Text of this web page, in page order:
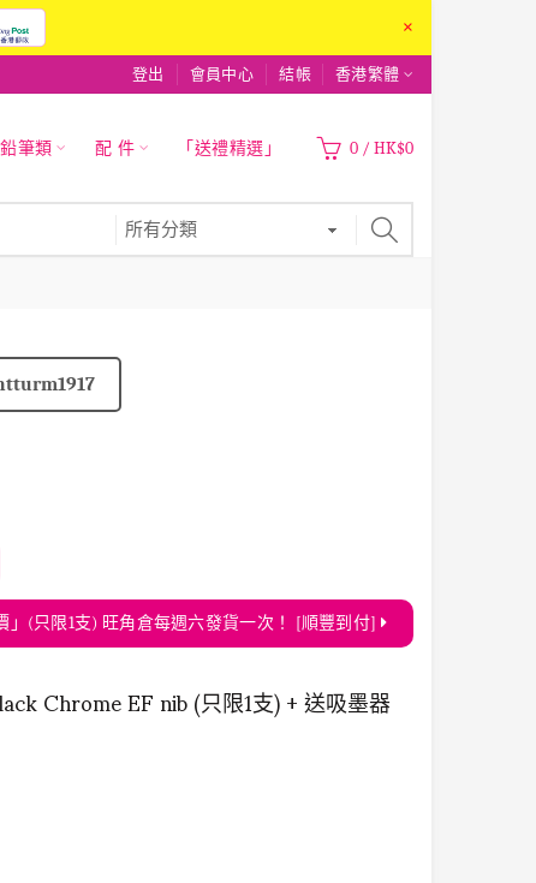
×
登出 會員中心 結帳 香港繁體
筆類 配 件 「送禮精選」 0 / HK$0
價」(只限1支) 旺角倉每週六發貨一次！ [順豐到付]
Chrome EF nib (只限1支) + 送吸墨器